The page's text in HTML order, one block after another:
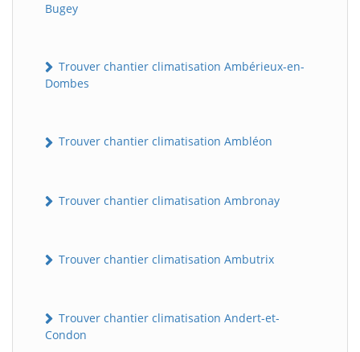
Bugey
Trouver chantier climatisation Ambérieux-en-
Dombes
Trouver chantier climatisation Ambléon
Trouver chantier climatisation Ambronay
Trouver chantier climatisation Ambutrix
Trouver chantier climatisation Andert-et-
Condon